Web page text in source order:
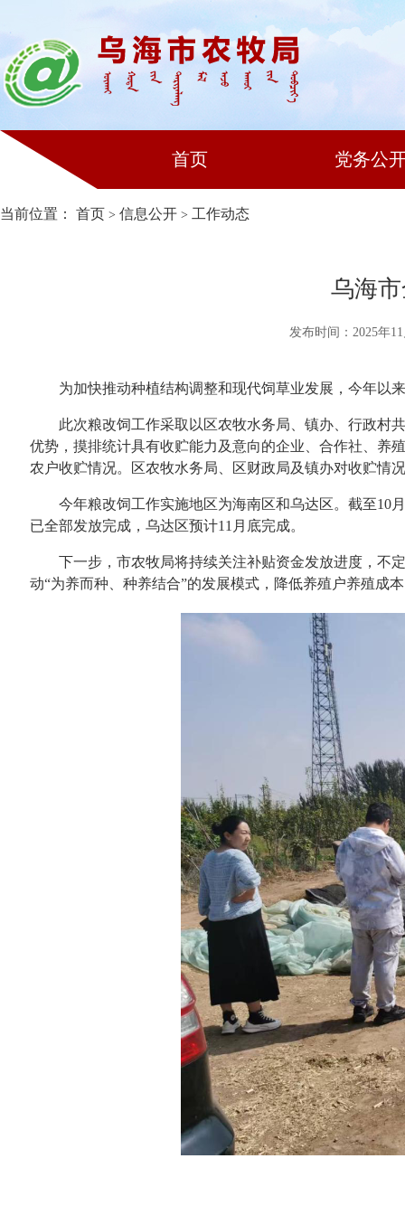
首页 党务公
当前位置： 首页 > 信息公开 > 工作动态
乌海
发布时间：2025年
为加快推动种植结构调整和现代饲草业发展，今年以来
此次粮改饲工作采取以区农牧水务局、镇办、行政村共
优势，摸排统计具有收贮能力及意向的企业、合作社、养
农户收贮情况。区农牧水务局、区财政局及镇办对收贮情
今年粮改饲工作实施地区为海南区和乌达区。截至10月
已全部发放完成，乌达区预计11月底完成。
下一步，市农牧局将持续关注补贴资金发放进度，不定
动“为养而种、种养结合”的发展模式，降低养殖户养殖成